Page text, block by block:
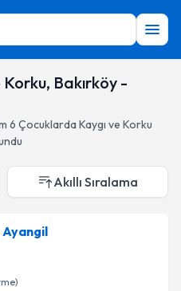
Bakırköy -
6 Çocuklarda Kaygı ve Korku
Akıllı Sıralama
Ayangil